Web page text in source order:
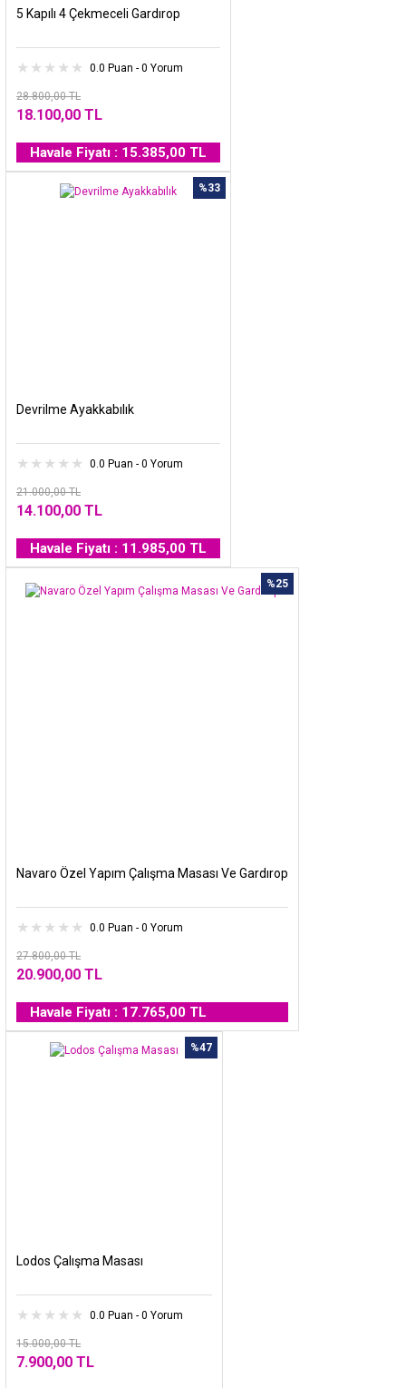
5 Kapılı 4 Çekmeceli Gardırop
0.0 Puan - 0 Yorum
28.800,00 TL
18.100,00 TL
Havale Fiyatı : 15.385,00 TL
%33
Devrilme Ayakkabılık
0.0 Puan - 0 Yorum
21.000,00 TL
14.100,00 TL
Havale Fiyatı : 11.985,00 TL
%25
Navaro Özel Yapım Çalışma Masası Ve Gardırop
0.0 Puan - 0 Yorum
27.800,00 TL
20.900,00 TL
Havale Fiyatı : 17.765,00 TL
%47
Lodos Çalışma Masası
0.0 Puan - 0 Yorum
15.000,00 TL
7.900,00 TL